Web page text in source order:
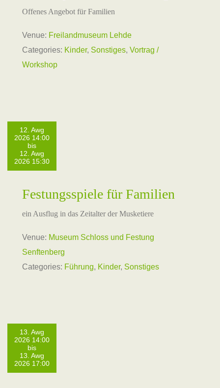
Offenes Angebot für Familien
Venue: Freilandmuseum Lehde
Categories: Kinder, Sonstiges, Vortrag /
Workshop
12. Awg
2026 14:00
bis
12. Awg
2026 15:30
Festungsspiele für Familien
ein Ausflug in das Zeitalter der Musketiere
Venue: Museum Schloss und Festung
Senftenberg
Categories: Führung, Kinder, Sonstiges
13. Awg
2026 14:00
bis
13. Awg
2026 17:00